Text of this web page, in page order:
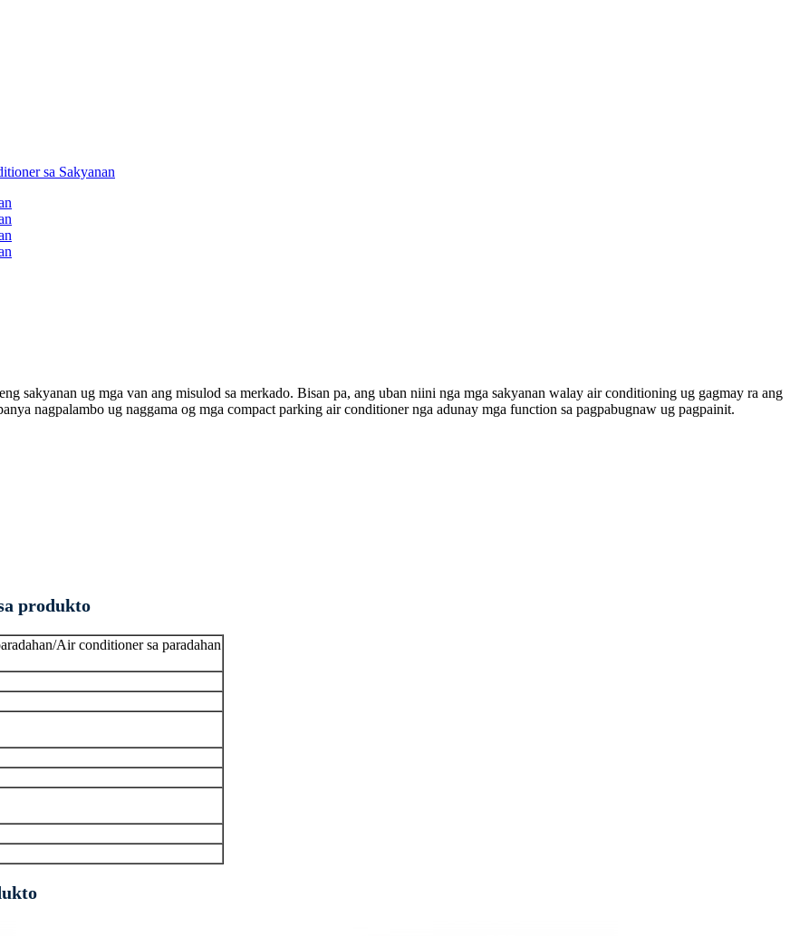
sakyanan ug mga van ang misulod sa merkado. Bisan pa, ang uban niini nga mga sakyanan walay air conditioning ug gagmay ra ang
nagpalambo ug naggama og mga compact parking air conditioner nga adunay mga function sa pagpabugnaw ug pagpainit.
produkto
Air conditioner sa paradahan